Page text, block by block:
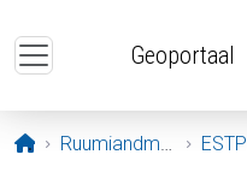
Geoportaal
Avaleht
Ruumiandmed ESTPOS